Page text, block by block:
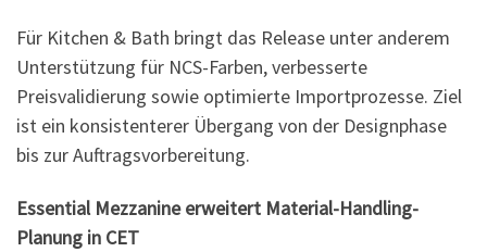
Für Kitchen & Bath bringt das Release unter anderem
Unterstützung für NCS-Farben, verbesserte
Preisvalidierung sowie optimierte Importprozesse. Ziel
ist ein konsistenterer Übergang von der Designphase
bis zur Auftragsvorbereitung.
Essential Mezzanine erweitert Material-Handling-
Planung in CET